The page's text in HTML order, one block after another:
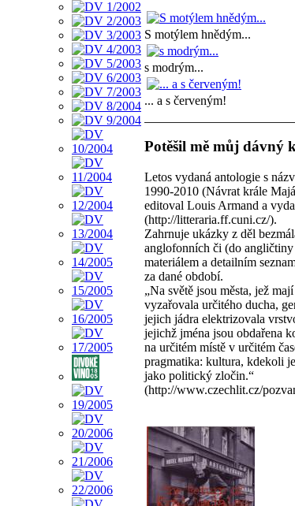
S motýlem hnědým...
s modrým...
... a s červeným!
Potěšil mě můj dávný
Letos vydaná antologie s
1990-2010 (Návrat krále
editoval Louis Armand a
(http://litteraria.ff.cuni.cz/).
Zahrnuje ukázky z děl
anglofonních či (do
materiálem a detailním
za dané období.
„Na světě jsou města, jež
vyzařovala určitého ducha,
jejich jádra elektrizovala
jejichž jména jsou obdařena
na určitém místě v určitém
pragmatika: kultura, kdekoli
jako politický zločin.“
(http://www.czechlit.cz/